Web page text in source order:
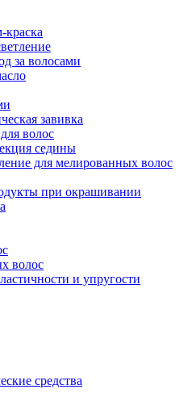
за волосами
завивка
волос
седины
для мелированных волос
при окрашивании
волос
и упругости
средства